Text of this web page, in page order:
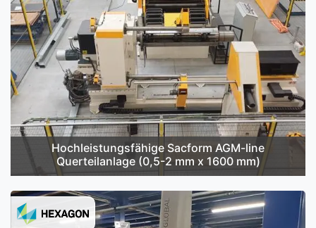
Hochleistungsfähige Sacform AGM-line
Querteilanlage (0,5-2 mm x 1600 mm)